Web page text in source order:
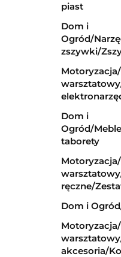
piast
Dom i
Ogród/
zszywki/
Dom i
Ogród/
taborety
ręczne/
Dom i
akcesoria/